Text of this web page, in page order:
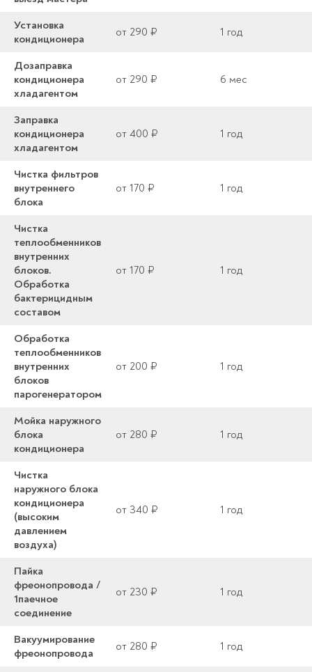
Установка
кондиционера
от 290 ₽ 1 год
Дозаправка
кондиционера
хладагентом
от 290 ₽ 6 мес
Заправка
кондиционера
хладагентом
от 400 ₽ 1 год
Чистка фильтров
внутреннего
блока
от 170 ₽ 1 год
Чистка
теплообменников
внутренних
блоков.
Обработка
бактерицидным
составом
от 170 ₽ 1 год
Обработка
теплообменников
внутренних
блоков
парогенератором
от 200 ₽ 1 год
Мойка наружного
блока
кондиционера
от 280 ₽ 1 год
Чистка
наружного блока
кондиционера
(высоким
давлением
воздуха)
от 340 ₽ 1 год
Пайка
фреонопровода /
1паечное
соединение
от 230 ₽ 1 год
Вакуумирование
фреонопровода
от 280 ₽ 1 год